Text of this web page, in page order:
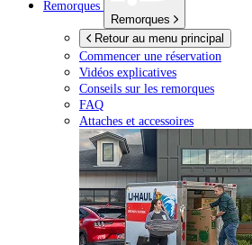
Remorques
Remorques
Retour au menu principal
Commencer une réservation
Vidéos explicatives
Conseils sur les remorques
FAQ
Attaches et accessoires